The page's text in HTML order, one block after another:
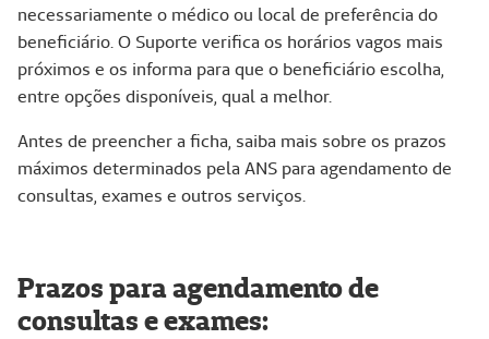
necessariamente o médico ou local de preferência do
beneficiário. O Suporte verifica os horários vagos mais
próximos e os informa para que o beneficiário escolha,
entre opções disponíveis, qual a melhor.
Antes de preencher a ficha, saiba mais sobre os prazos
máximos determinados pela ANS para agendamento de
consultas, exames e outros serviços.
Prazos para agendamento de
consultas e exames: